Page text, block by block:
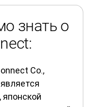
знать о
Co.,
японской